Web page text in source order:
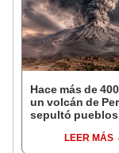
Hace más de
un volcán de
sepultó
veranos más
LEER MÁS